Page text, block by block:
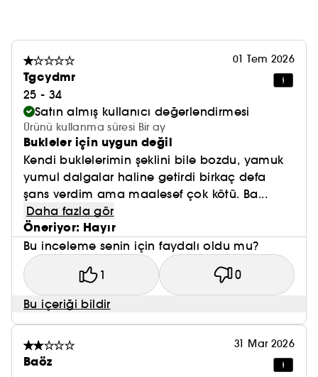
faydaları.
- 98 doğal kaynaklı içerik.
- Silikon içermez.
(1) Bir kullanımdan sonra 41 kişi üzerinde yapılan
klinik çalışma. Klinik puanlama.
(2) Bir kullanımdan sonra 41 kişi üzerinde yapılan
klinik çalışma. Memnuniyet oranı %.
01 Tem 2026
Tgcydmr
25 - 34
Satın almış kullanıcı değerlendirmesi
Ürünü kullanma süresi Bir ay
Bukleler için uygun değil
Kendi buklelerimin şeklini bile bozdu, yamuk
yumul dalgalar haline getirdi birkaç defa
şans verdim ama maalesef çok kötü. Ba...
Daha fazla gör
Öneriyor: Hayır
Bu inceleme senin için faydalı oldu mu?
1 0
Bu içeriği bildir
31 Mar 2026
Baöz